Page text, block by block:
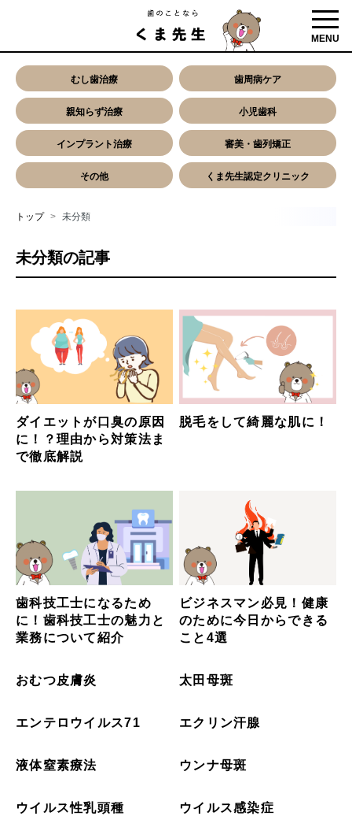
MENU
むし歯治療 歯周病ケア
親知らず治療 小児歯科
インプラント治療 審美・歯列矯正
その他 くま先生認定クリニック
トップ 未分類
未分類の記事
ダイエットが口臭の原因
に！？理由から対策法ま
で徹底解説
脱毛をして綺麗な肌に！
歯科技工士になるため
に！歯科技工士の魅力と
業務について紹介
ビジネスマン必見！健康
のために今日からできる
こと4選
おむつ皮膚炎 太田母斑
エンテロウイルス71 エクリン汗腺
液体窒素療法 ウンナ母斑
ウイルス性乳頭種 ウイルス感染症